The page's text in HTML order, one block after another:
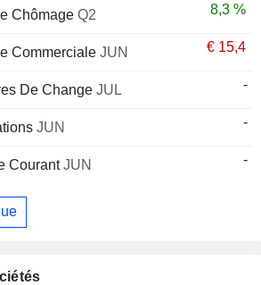
Chômage Q2 8,3 %
Commerciale JUN € 15,4
De Change JUL -
JUN -
CourantJUN -